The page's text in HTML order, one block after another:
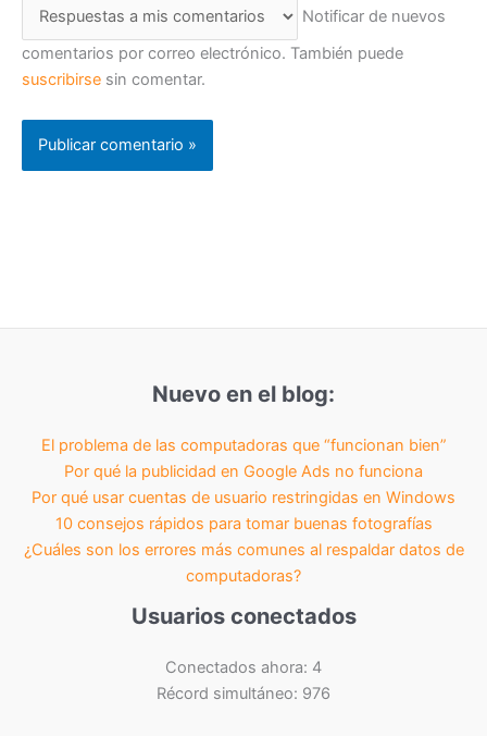
Notificar de nuevos
comentarios por correo electrónico. También puede
suscribirse sin comentar.
Nuevo en el blog:
El problema de las computadoras que “funcionan bien”
Por qué la publicidad en Google Ads no funciona
Por qué usar cuentas de usuario restringidas en Windows
10 consejos rápidos para tomar buenas fotografías
¿Cuáles son los errores más comunes al respaldar datos de
computadoras?
Usuarios conectados
Conectados ahora: 4
Récord simultáneo: 976